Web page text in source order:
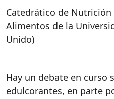
Catedrático de Nutrición
Alimentos de la
Unido)
Hay un debate en curso
edulcorantes, en parte